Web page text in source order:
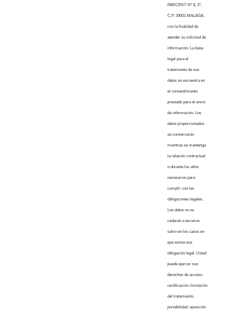
PARCENT Nº 8, 1º,
C.P. 29001 MALAGA,
con la finalidad de
atender su solicitud de
información. La base
legal para el
tratamiento de sus
datos se encuentra en
el consentimiento
prestado para el envío
de información. Los
datos proporcionados
se conservarán
mientras se mantenga
la relación contractual
o durante los años
necesarios para
cumplir con las
obligaciones legales.
Los datos no se
cederán a terceros
salvo en los casos en
que exista una
obligación legal. Usted
puede ejercer sus
derechos de acceso,
rectificación, limitación
del tratamiento,
portabilidad, oposición